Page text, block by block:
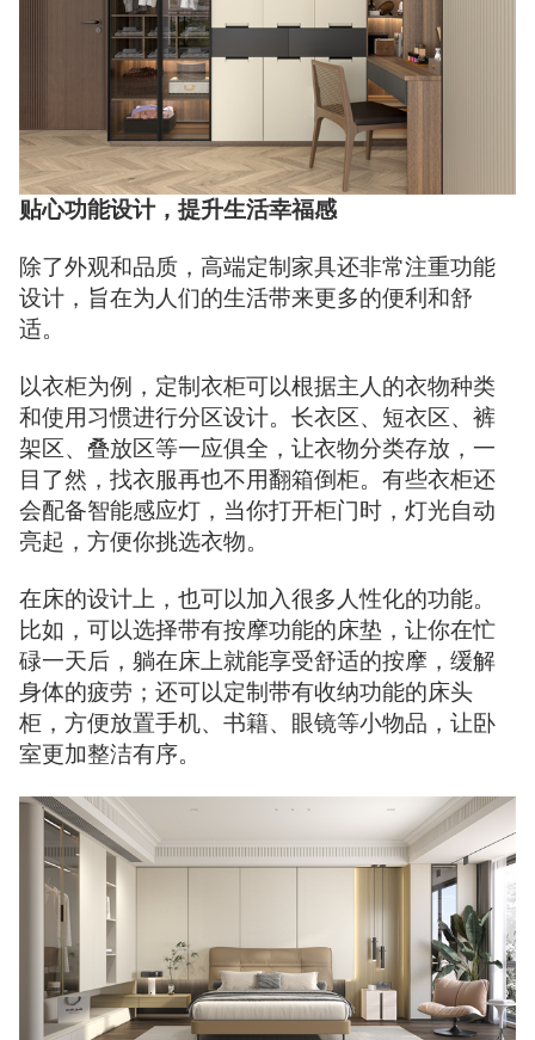
贴心功能设计，提升生活幸福感
除了外观和品质，高端定制家具还非常注重功能
设计，旨在为人们的生活带来更多的便利和舒
适。
以衣柜为例，定制衣柜可以根据主人的衣物种类
和使用习惯进行分区设计。长衣区、短衣区、裤
架区、叠放区等一应俱全，让衣物分类存放，一
目了然，找衣服再也不用翻箱倒柜。有些衣柜还
会配备智能感应灯，当你打开柜门时，灯光自动
亮起，方便你挑选衣物。
在床的设计上，也可以加入很多人性化的功能。
比如，可以选择带有按摩功能的床垫，让你在忙
碌一天后，躺在床上就能享受舒适的按摩，缓解
身体的疲劳；还可以定制带有收纳功能的床头
柜，方便放置手机、书籍、眼镜等小物品，让卧
室更加整洁有序。